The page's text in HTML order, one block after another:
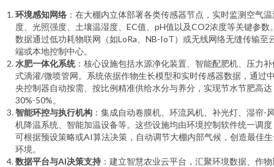
环境感知网络 ：在大棚内立体部署各类传感器节点，实时监测空气温
度、光照强度、土壤温湿度、EC值、pH值以及CO2浓度等关键参数
数据通过低功耗物联网（如LoRa、NB-IoT）或无线网络无缝传输至
端或本地控制中心。
水肥一体化系统：核心设施包括水源净化装置、智能配肥机、压力补
式滴灌/微喷管网。系统依据作物生长模型和实时传感器数据，通过
央控制器自动按需、按比例精准供给水分与养分，实现节水节肥高达
30%-50%。
智能环控与执行机构 ：集成自动卷膜机、环流风机、补光灯、湿帘-
机降温系统、智能加温设备等。这些设施均由环境控制软件统一调度
可根据预设策略或AI算法决策，自动调节大棚内部气候，创造最佳
环境。
数据平台与AI决策支持 ：建立智慧农业云平台，汇聚环境数据、作